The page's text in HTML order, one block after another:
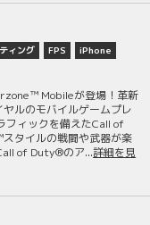
ィング FPS
iPhone
Mobileが登場！革新
ヤルのモバイルゲームプレ
フィックを備えたCall of
タイルの戦闘や武器が楽
of Duty®のア...詳細を見